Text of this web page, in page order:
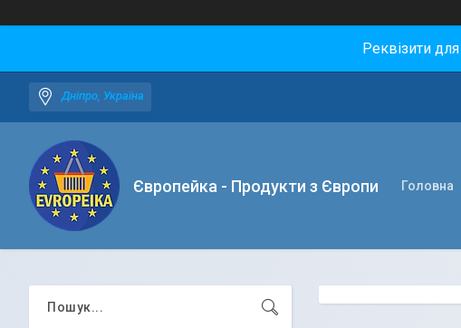
Реквізити
Дніпро, Україна
Європейка - Продукти з Європи Головна